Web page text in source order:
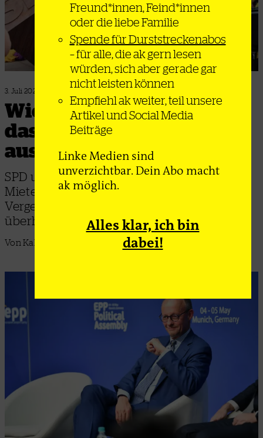
3. Juli 2026
Wie die Bundesregierung
das Grundgesetz
aushebeln will
SPD und CDU haben angekündigt, den
Mieter*innen in den Rücken zu fallen und
Vergesellschaftung zu verbieten. Ist das
überhaupt möglich?
Von Kalle Kunkel
Freund*innen, Feind*innen
oder die liebe Familie
Spende für Durststreckenabos
– für alle, die ak gern lesen
würden, sich aber gerade gar
nicht leisten können
Empfiehl ak weiter, teil unsere
Artikel und Social Media
Beiträge
Linke Medien sind
unverzichtbar. Dein Abo macht
ak möglich.
Alles klar, ich bin
dabei!